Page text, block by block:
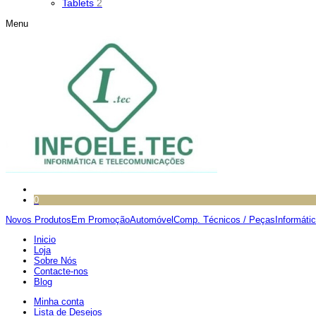
Tablets 2
Menu
0
Novos Produtos Em PromoçãoAutomóvel Comp. Técnicos / Peças
Inicio
Loja
Sobre Nós
Contacte-nos
Blog
Minha conta
Lista de Desejos